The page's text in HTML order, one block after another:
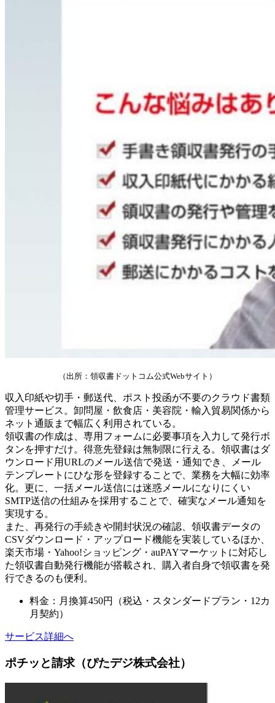
（出所：領収書ドットコム公式Webサイト）
収入印紙や切手・郵送代、ポスト投函が不要のクラウド書類
管理サービス。卸問屋・飲食店・美容院・輸入貿易関係から
ネット通販まで幅広く利用されている。
領収書の作成は、専用フォームに必要事項を入力して発行ボ
タンを押すだけ。得意先登録は無制限に行える。領収書はダ
ウンロード用URLのメール送信で発送・通知でき、メール
テンプレートにひな形を登録することで、業務を大幅に効率
化。更に、一括メール送信には迷惑メールになりにくい
SMTP送信の仕組みを採用することで、確実なメール通知を
実現する。
また、再発行の手続きや開封状況の確認、領収書データの
CSVダウンロード・アップロード機能を実装しているほか、
楽天市場・Yahoo!ショッピング・auPAYマーケットに対応し
た領収書自動発行機能が搭載され、購入者自身で領収書を発
行できるのも便利。
料金：月換算450円（税込・スタンダードプラン・12カ
月契約）
サービス詳細へ
ポチッと請求（ぴたデジ株式会社）